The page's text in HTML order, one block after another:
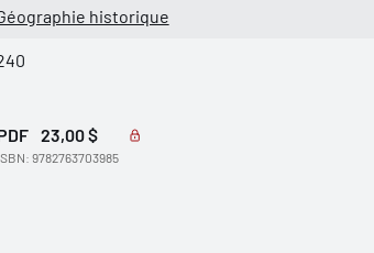
historique
23,00 $
9782763703985